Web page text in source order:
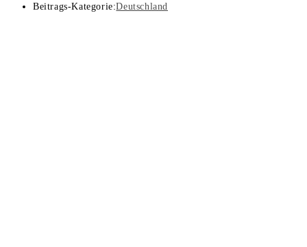
Beitrags-Kategorie:Deutschland